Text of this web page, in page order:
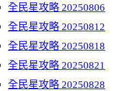
全民星攻略 20250806
全民星攻略 20250812
全民星攻略 20250818
全民星攻略 20250821
全民星攻略 20250828